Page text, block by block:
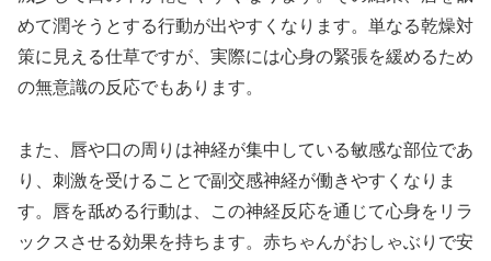
めて潤そうとする行動が出やすくなります。単なる乾燥対
策に見える仕草ですが、実際には心身の緊張を緩めるため
の無意識の反応でもあります。
また、唇や口の周りは神経が集中している敏感な部位であ
り、刺激を受けることで副交感神経が働きやすくなりま
す。唇を舐める行動は、この神経反応を通じて心身をリラ
ックスさせる効果を持ちます。赤ちゃんがおしゃぶりで安